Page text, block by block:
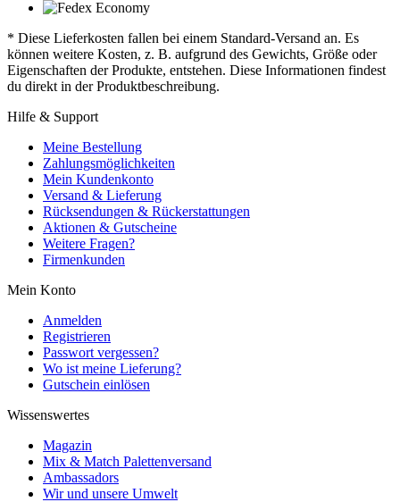
* Diese Lieferkosten fallen bei einem Standard-Versand an. Es
können weitere Kosten, z. B. aufgrund des Gewichts, Größe oder
Eigenschaften der Produkte, entstehen. Diese Informationen findest
du direkt in der Produktbeschreibung.
Hilfe & Support
Meine Bestellung
Zahlungsmöglichkeiten
Mein Kundenkonto
Versand & Lieferung
Rücksendungen & Rückerstattungen
Aktionen & Gutscheine
Weitere Fragen?
Firmenkunden
Mein Konto
Anmelden
Registrieren
Passwort vergessen?
Wo ist meine Lieferung?
Gutschein einlösen
Wissenswertes
Magazin
Mix & Match Palettenversand
Ambassadors
Wir und unsere Umwelt